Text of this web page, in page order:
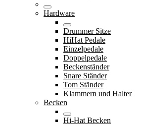
Hardware
Drummer Sitze
HiHat Pedale
Einzelpedale
Doppelpedale
Beckenständer
Snare Ständer
Tom Ständer
Klammern und Halter
Becken
Hi-Hat Becken